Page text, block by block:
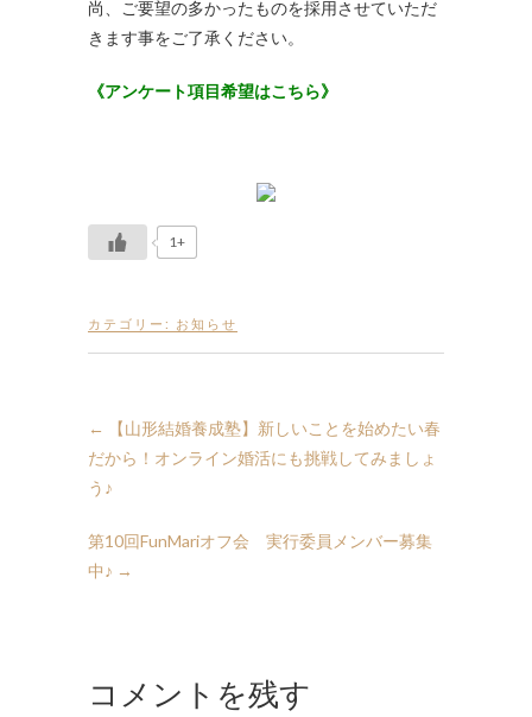
尚、ご要望の多かったものを採用させていただ
きます事をご了承ください。
《アンケート項目希望はこちら》
1+
カテゴリー: お知らせ
←
【山形結婚養成塾】新しいことを始めたい春
だから！オンライン婚活にも挑戦してみましょ
う♪
第10回FunMariオフ会 実行委員メンバー募集
中♪ →
コメントを残す